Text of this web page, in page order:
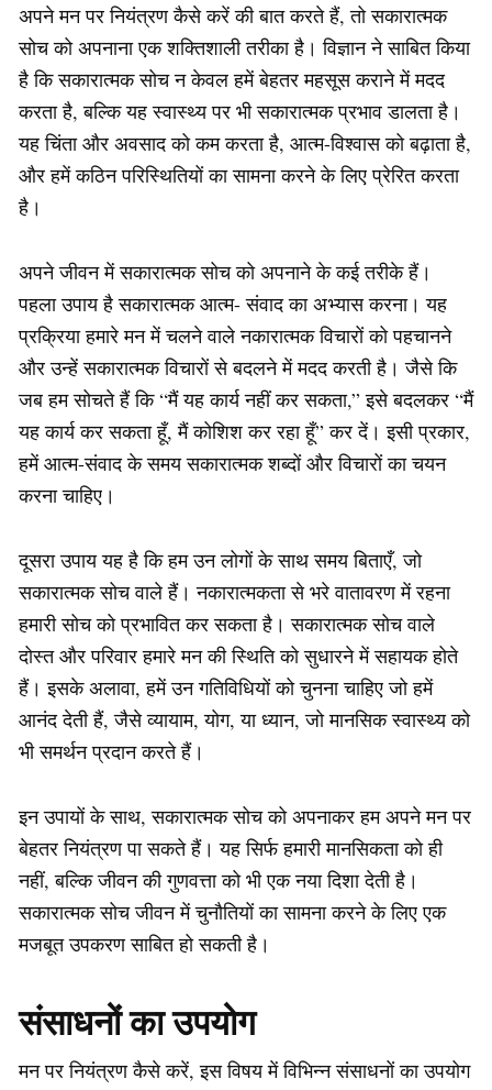
अपने मन पर नियंत्रण कैसे करें की बात करते हैं, तो सकारात्मक
सोच को अपनाना एक शक्तिशाली तरीका है। विज्ञान ने साबित किया
है कि सकारात्मक सोच न केवल हमें बेहतर महसूस कराने में मदद
करता है, बल्कि यह स्वास्थ्य पर भी सकारात्मक प्रभाव डालता है।
यह चिंता और अवसाद को कम करता है, आत्म-विश्वास को बढ़ाता है,
और हमें कठिन परिस्थितियों का सामना करने के लिए प्रेरित करता
है।
अपने जीवन में सकारात्मक सोच को अपनाने के कई तरीके हैं।
पहला उपाय है सकारात्मक आत्म- संवाद का अभ्यास करना। यह
प्रक्रिया हमारे मन में चलने वाले नकारात्मक विचारों को पहचानने
और उन्हें सकारात्मक विचारों से बदलने में मदद करती है। जैसे कि
जब हम सोचते हैं कि “मैं यह कार्य नहीं कर सकता,” इसे बदलकर “मैं
यह कार्य कर सकता हूँ, मैं कोशिश कर रहा हूँ” कर दें। इसी प्रकार,
हमें आत्म-संवाद के समय सकारात्मक शब्दों और विचारों का चयन
करना चाहिए।
दूसरा उपाय यह है कि हम उन लोगों के साथ समय बिताएँ, जो
सकारात्मक सोच वाले हैं। नकारात्मकता से भरे वातावरण में रहना
हमारी सोच को प्रभावित कर सकता है। सकारात्मक सोच वाले
दोस्त और परिवार हमारे मन की स्थिति को सुधारने में सहायक होते
हैं। इसके अलावा, हमें उन गतिविधियों को चुनना चाहिए जो हमें
आनंद देती हैं, जैसे व्यायाम, योग, या ध्यान, जो मानसिक स्वास्थ्य को
भी समर्थन प्रदान करते हैं।
इन उपायों के साथ, सकारात्मक सोच को अपनाकर हम अपने मन पर
बेहतर नियंत्रण पा सकते हैं। यह सिर्फ हमारी मानसिकता को ही
नहीं, बल्कि जीवन की गुणवत्ता को भी एक नया दिशा देती है।
सकारात्मक सोच जीवन में चुनौतियों का सामना करने के लिए एक
मजबूत उपकरण साबित हो सकती है।
संसाधनों का उपयोग
मन पर नियंत्रण कैसे करें, इस विषय में विभिन्न संसाधनों का उपयोग